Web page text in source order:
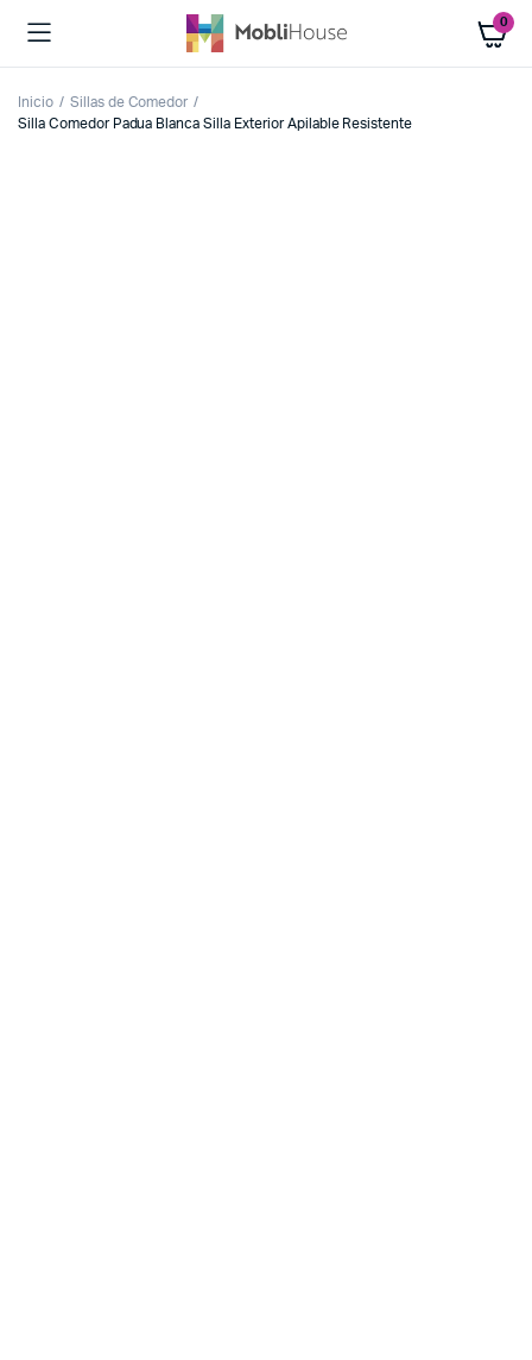
0
Inicio
Sillas de Comedor
Silla Comedor Padua Blanca Silla Exterior Apilable Resistente